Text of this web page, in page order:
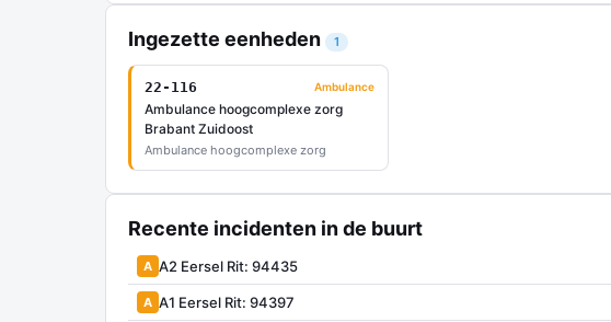
Ingezette eenheden 1
22-116 Ambulance
Ambulance hoogcomplexe zorg
Brabant Zuidoost
Ambulance hoogcomplexe zorg
Recente incidenten in de buurt
A A2 Eersel Rit: 94435
A A1 Eersel Rit: 94397